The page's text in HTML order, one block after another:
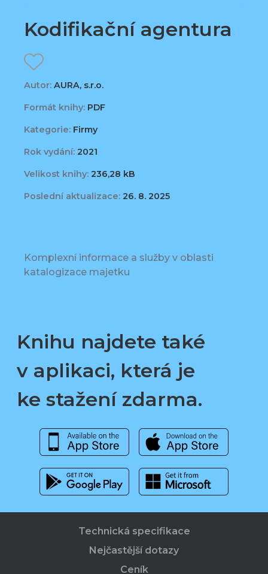
Kodifikační agentura
Autor: AURA, s.r.o.
Formát knihy: PDF
Kategorie: Firmy
Rok vydání: 2021
Velikost knihy: 236,28 kB
Poslední aktualizace: 26. 8. 2025
Komplexní informace a služby v oblasti
katalogizace majetku
Knihu najdete také
v aplikaci, která je
ke stažení zdarma.
Technická specifikace
Nejčastější dotazy
Ceník